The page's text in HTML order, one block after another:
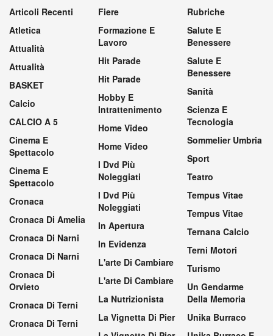
Articoli Recenti
Atletica
Attualità
Attualità
BASKET
Calcio
CALCIO A 5
Cinema E
Spettacolo
Cinema E
Spettacolo
Cronaca
Cronaca Di Amelia
Cronaca Di Narni
Cronaca Di Narni
Cronaca Di
Orvieto
Cronaca Di Terni
Cronaca Di Terni
Fiere
Formazione E
Lavoro
Hit Parade
Hit Parade
Hobby E
Intrattenimento
Home Video
Home Video
I Dvd Più
Noleggiati
I Dvd Più
Noleggiati
In Apertura
In Evidenza
L'arte Di Cambiare
L'arte Di Cambiare
La Nutrizionista
La Vignetta Di Pier
Rubriche
Salute E
Benessere
Salute E
Benessere
Sanità
Scienza E
Tecnologia
Sommelier Umbria
Sport
Teatro
Tempus Vitae
Tempus Vitae
Ternana Calcio
Terni Motori
Turismo
Un Gendarme
Della Memoria
Unika Burraco